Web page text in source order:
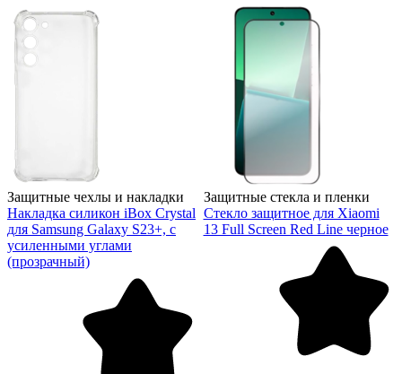
Защитные чехлы и накладки
Накладка силикон iBox Crystal
для Samsung Galaxy S23+, с
усиленными углами
(прозрачный)
Защитные стекла и пленки
Стекло защитное для Xiaomi
13 Full Screen Red Line черное